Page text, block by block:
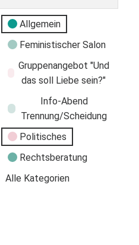
Allgemein
Feministischer Salon
Gruppenangebot "Und
das soll Liebe sein?"
Info-Abend
Trennung/Scheidung
Politisches
Rechtsberatung
Alle Kategorien